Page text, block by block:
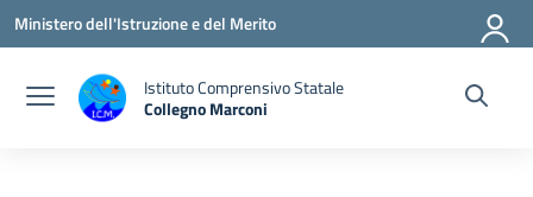
Vai ai contenuti
Vai al menu di navigazione
Vai al footer
Ministero dell'Istruzione e del Merito
Istituto Comprensivo Statale
Collegno Marconi